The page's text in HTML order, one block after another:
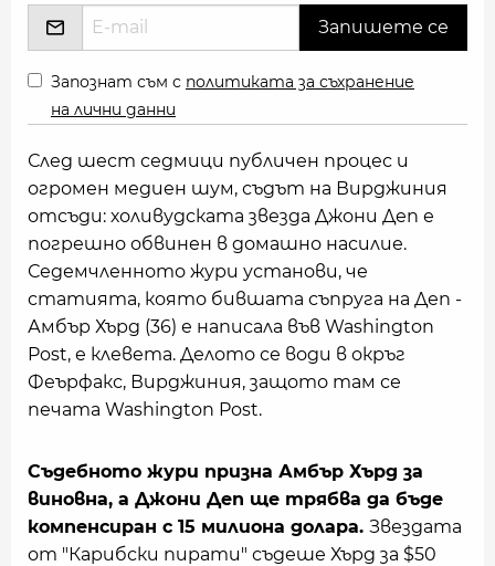
Запознат съм с политиката за съхранение
на лични данни
След шест седмици публичен процес и
огромен медиен шум, съдът на Вирджиния
отсъди: холивудската звезда Джони Деп е
погрешно обвинен в домашно насилие.
Седемчленното жури установи, че
статията, която бившата съпруга на Деп -
Амбър Хърд (36) е написала във Washington
Post, е клевета. Делото се води в окръг
Феърфакс, Вирджиния, защото там се
печата Washington Post.
Съдебното жури призна Амбър Хърд за
виновна, а Джони Деп ще трябва да бъде
компенсиран с 15 милиона долара. Звездата
от "Карибски пирати" съдеше Хърд за $50